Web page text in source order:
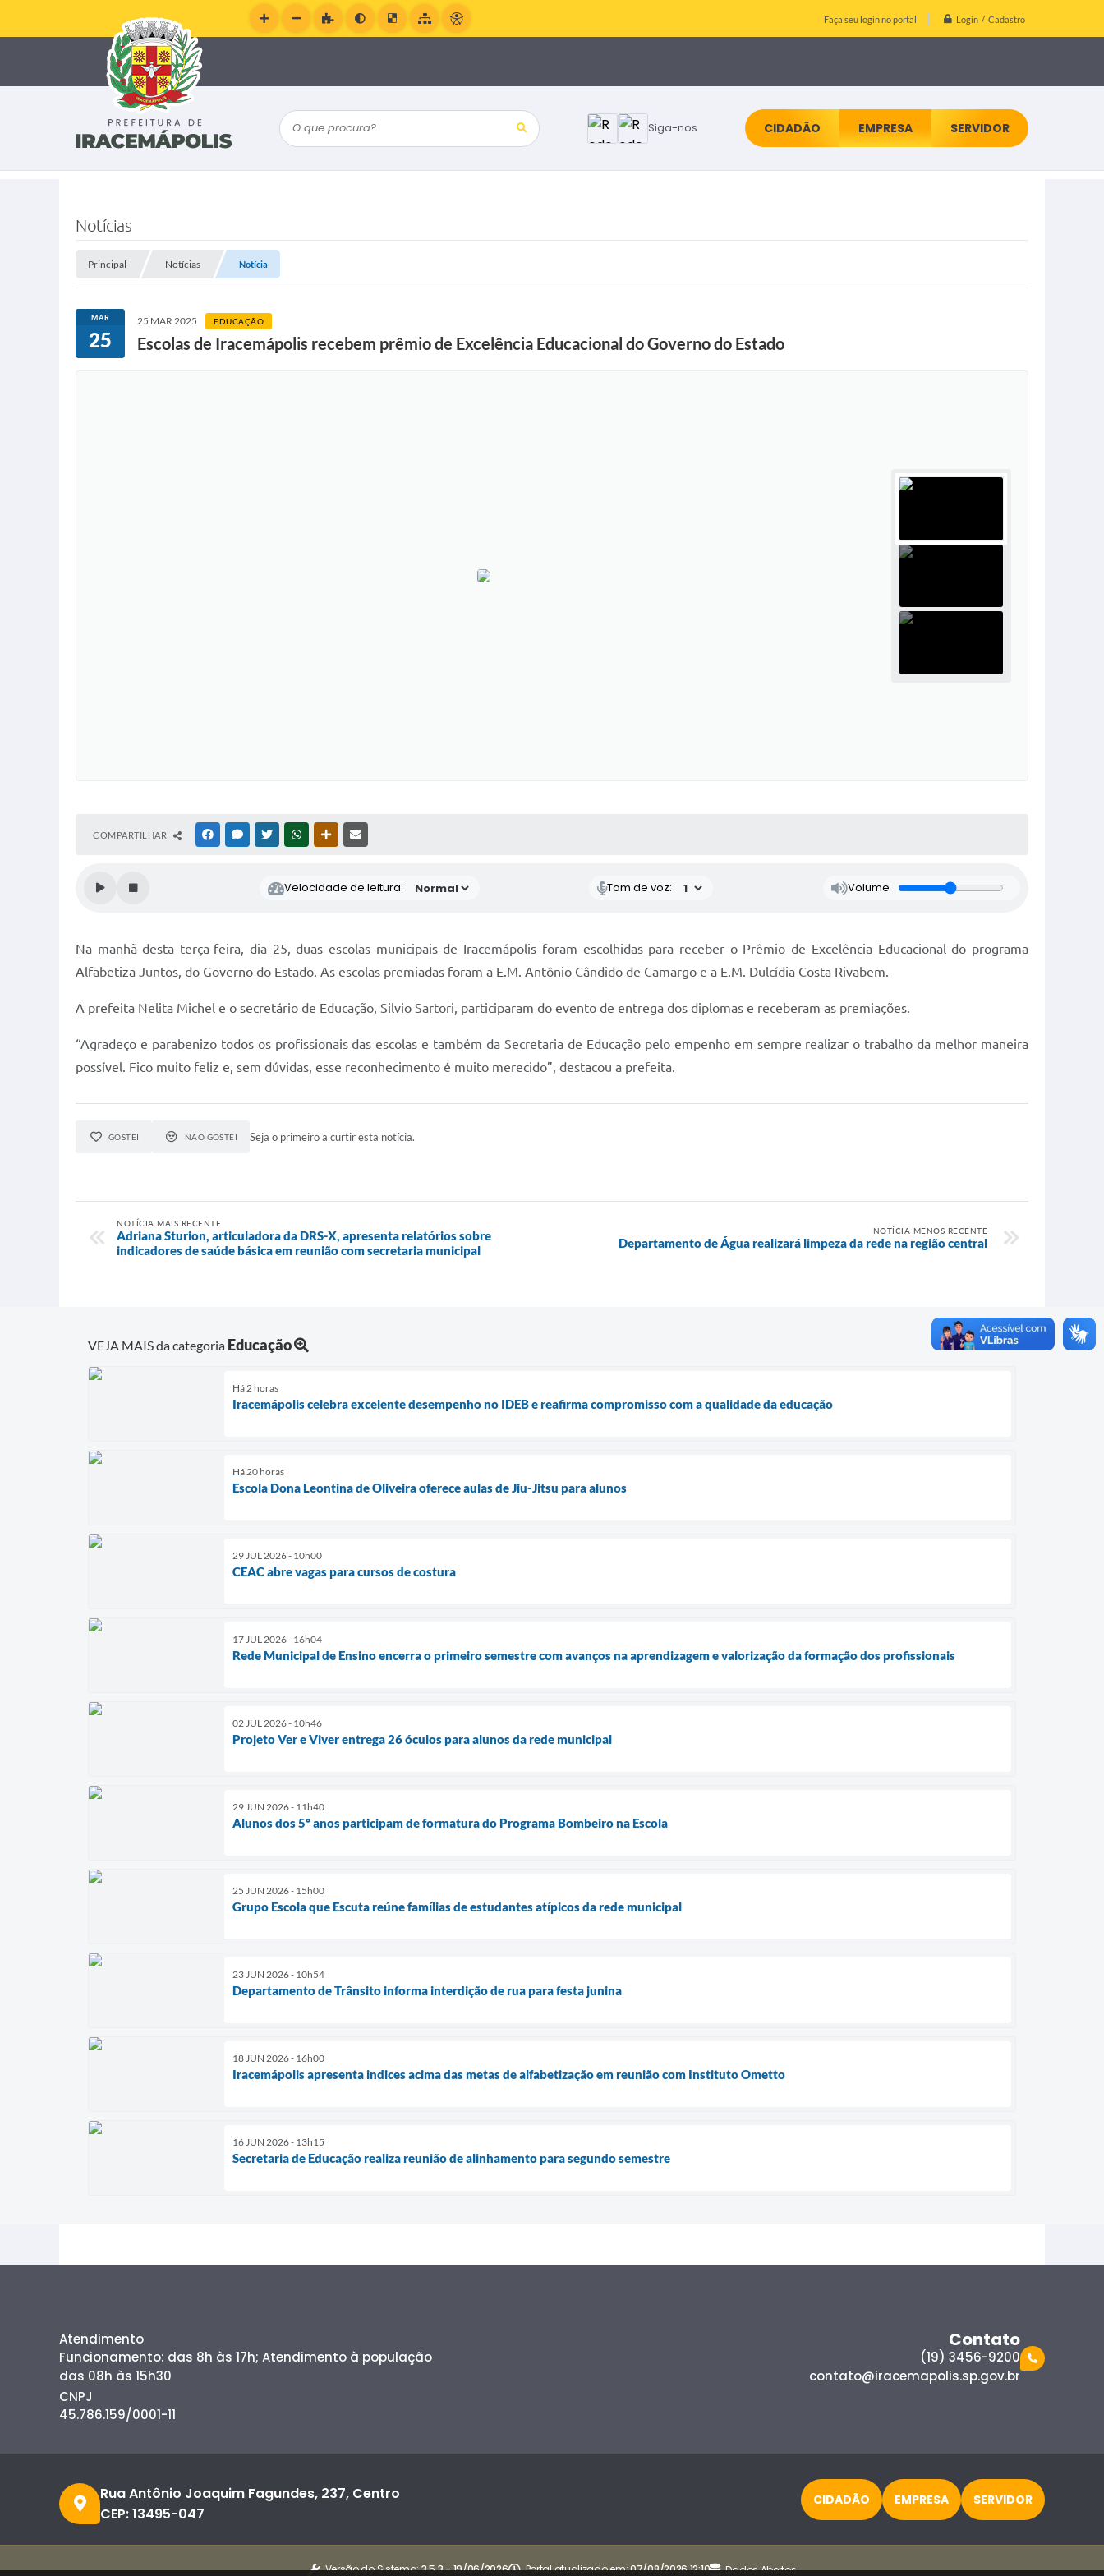
Faça seu login no portal Login / Cadastro
Siga-nos
O que procura? CIDADÃO EMPRESA SERVIDOR
Notícias
Principal Notícias Notícia
MAR
25
25 MAR 2025 EDUCAÇÃO
Escolas de Iracemápolis recebem prêmio de Excelência Educacional do Governo do Estado
COMPARTILHAR FACEBOOKMESSENGER
TWITTERWHATSAPPOUTRAS MÍDIAS
Velocidade de leitura: Tom de voz: Volume
Na manhã desta terça-feira, dia 25, duas escolas municipais de Iracemápolis foram escolhidas para receber o Prêmio de Excelência Educacional do programa
Alfabetiza Juntos, do Governo do Estado. As escolas premiadas foram a E.M. Antônio Cândido de Camargo e a E.M. Dulcídia Costa Rivabem.
A prefeita Nelita Michel e o secretário de Educação, Silvio Sartori, participaram do evento de entrega dos diplomas e receberam as premiações.
“Agradeço e parabenizo todos os profissionais das escolas e também da Secretaria de Educação pelo empenho em sempre realizar o trabalho da melhor maneira
possível. Fico muito feliz e, sem dúvidas, esse reconhecimento é muito merecido”, destacou a prefeita.
GOSTEI NÃO GOSTEI Seja o primeiro a curtir esta notícia.
NOTÍCIA MAIS RECENTE
Adriana Sturion, articuladora da DRS-X, apresenta relatórios sobre
indicadores de saúde básica em reunião com secretaria municipal
NOTÍCIA MENOS RECENTE
Departamento de Água realizará limpeza da rede na região central
VEJA MAIS da categoria Educação
Há 2 horas
Iracemápolis celebra excelente desempenho no IDEB e reafirma compromisso com a qualidade da educação
Há 20 horas
Escola Dona Leontina de Oliveira oferece aulas de Jiu-Jitsu para alunos
29 JUL 2026 - 10h00
CEAC abre vagas para cursos de costura
17 JUL 2026 - 16h04
Rede Municipal de Ensino encerra o primeiro semestre com avanços na aprendizagem e valorização da formação dos profissionais
02 JUL 2026 - 10h46
Projeto Ver e Viver entrega 26 óculos para alunos da rede municipal
29 JUN 2026 - 11h40
Alunos dos 5º anos participam de formatura do Programa Bombeiro na Escola
25 JUN 2026 - 15h00
Grupo Escola que Escuta reúne famílias de estudantes atípicos da rede municipal
23 JUN 2026 - 10h54
Departamento de Trânsito informa interdição de rua para festa junina
18 JUN 2026 - 16h00
Iracemápolis apresenta indices acima das metas de alfabetização em reunião com Instituto Ometto
16 JUN 2026 - 13h15
Secretaria de Educação realiza reunião de alinhamento para segundo semestre
Rua Antônio Joaquim Fagundes, 237, Centro
CEP: 13495-047
Contato
(19) 3456-9200
contato@iracemapolis.sp.gov.br
Atendimento
Funcionamento: das 8h às 17h; Atendimento à população
das 08h às 15h30
CNPJ
45.786.159/0001-11
CIDADÃO EMPRESA SERVIDOR
Versão do Sistema:3.5.3 - 19/06/2026 Portal atualizado em:07/08/2026 12:10 Dados Abertos